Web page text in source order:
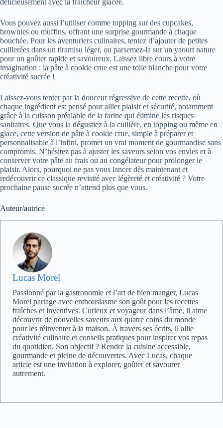
Vous pouvez aussi l’utiliser comme topping sur des cupcakes,
brownies ou muffins, offrant une surprise gourmande à chaque
bouchée. Pour les aventuriers culinaires, tentez d’ajouter de petites
cuillerées dans un tiramisu léger, ou parsemez-la sur un yaourt nature
pour un goûter rapide et savoureux. Laissez libre cours à votre
imagination : la pâte à cookie crue est une toile blanche pour votre
créativité sucrée !
Laissez-vous tenter par la douceur régressive de cette recette, où
chaque ingrédient est pensé pour allier plaisir et sécurité, notamment
grâce à la cuisson préalable de la farine qui élimine les risques
sanitaires. Que vous la dégustiez à la cuillère, en topping ou même en
glace, cette version de pâte à cookie crue, simple à préparer et
personnalisable à l’infini, promet un vrai moment de gourmandise sans
compromis. N’hésitez pas à ajuster les saveurs selon vos envies et à
conserver votre pâte au frais ou au congélateur pour prolonger le
plaisir. Alors, pourquoi ne pas vous lancer dès maintenant et
redécouvrir ce classique revisité avec légèreté et créativité ? Votre
prochaine pause sucrée n’attend plus que vous.
Auteur/autrice
Lucas Morel
Passionné par la gastronomie et l’art de bien manger, Lucas
Morel partage avec enthousiasme son goût pour les recettes
fraîches et inventives. Curieux et voyageur dans l’âme, il aime
découvrir de nouvelles saveurs aux quatre coins du monde
pour les réinventer à la maison. À travers ses écrits, il allie
créativité culinaire et conseils pratiques pour inspirer vos repas
du quotidien. Son objectif ? Rendre la cuisine accessible,
gourmande et pleine de découvertes. Avec Lucas, chaque
article est une invitation à explorer, goûter et savourer
autrement.